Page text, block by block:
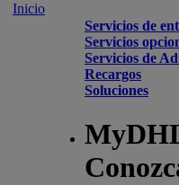
Inicio
Servicios de
Servicios
Servicios de
Recargos
Soluciones